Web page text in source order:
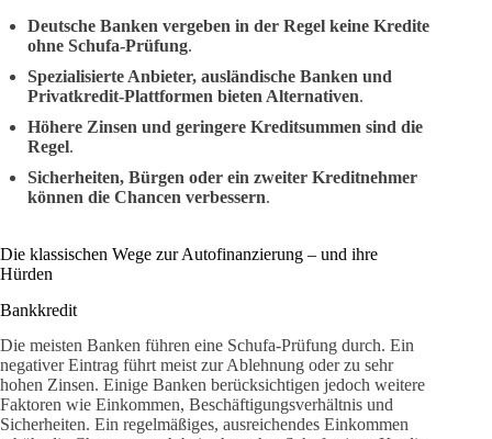
Deutsche Banken vergeben in der Regel keine Kredite
ohne Schufa-Prüfung.
Spezialisierte Anbieter, ausländische Banken und
Privatkredit-Plattformen bieten Alternativen.
Höhere Zinsen und geringere Kreditsummen sind die
Regel.
Sicherheiten, Bürgen oder ein zweiter Kreditnehmer
können die Chancen verbessern.
Die klassischen Wege zur Autofinanzierung – und ihre
Hürden
Bankkredit
Die meisten Banken führen eine Schufa-Prüfung durch. Ein
negativer Eintrag führt meist zur Ablehnung oder zu sehr
hohen Zinsen. Einige Banken berücksichtigen jedoch weitere
Faktoren wie Einkommen, Beschäftigungsverhältnis und
Sicherheiten. Ein regelmäßiges, ausreichendes Einkommen